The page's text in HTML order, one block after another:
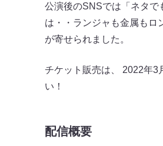
公演後のSNSでは「ネタで
は・・ランジャも金属もロ
が寄せられました。
チケット販売は、 2022年3
い！
配信概要